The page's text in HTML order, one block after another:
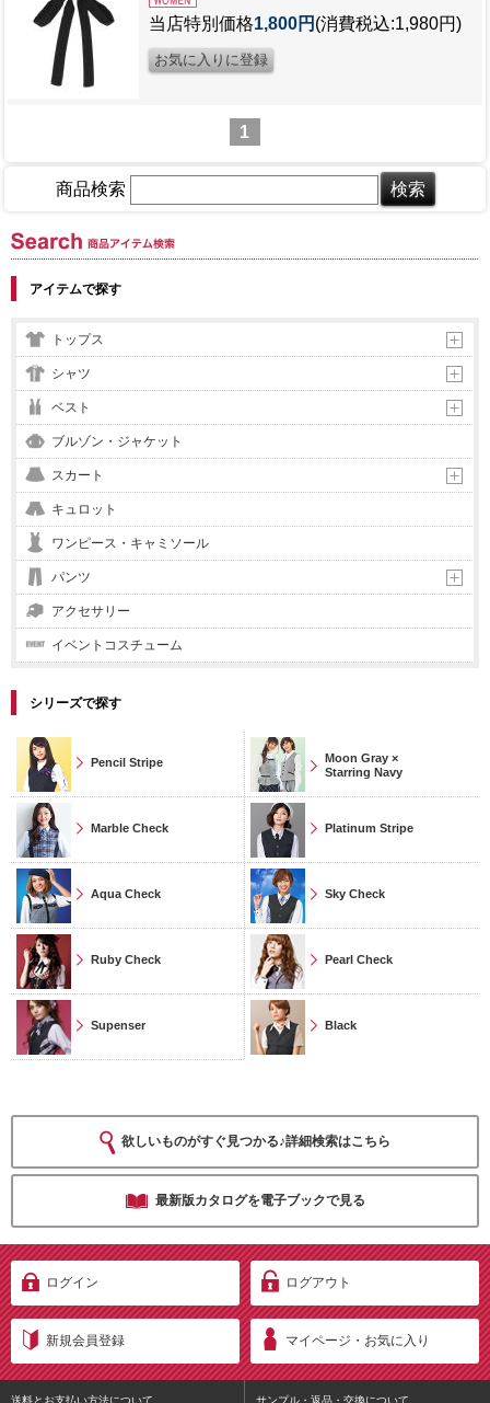
当店特別価格1,800円 (消費税込:1,980円)
1
商品検索
商品アイテム検索
アイテムで探す
トップス
シャツ
ベスト
ブルゾン・ジャケット
スカート
キュロット
ワンピース・キャミソール
パンツ
アクセサリー
イベントコスチューム
シリーズで探す
Pencil Stripe
Moon Gray ×
Starring Navy
Marble Check Platinum Stripe
Aqua Check Sky Check
Ruby Check Pearl Check
Supenser Black
欲しいものがすぐ見つかる♪詳細検索はこちら
最新版カタログを電子ブックで見る
ログイン ログアウト
新規会員登録 マイページ・お気に入り
送料とお支払い方法について サンプル・返品・交換について